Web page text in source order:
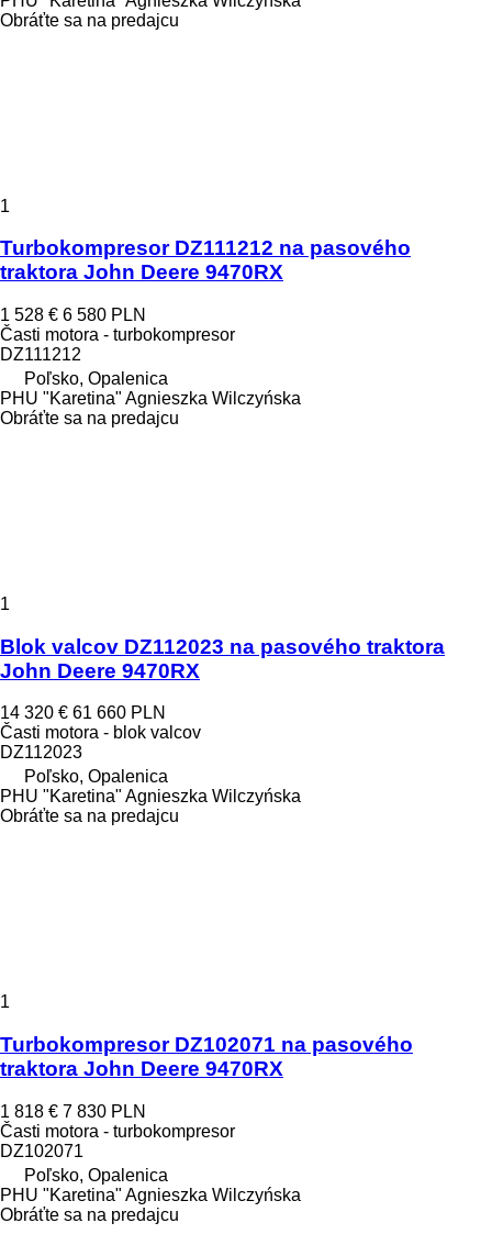
Obráťte sa na predajcu
1
Turbokompresor DZ111212 na pasového
traktora John Deere 9470RX
1 528 € 6 580 PLN
Časti motora - turbokompresor
DZ111212
Poľsko, Opalenica
PHU "Karetina" Agnieszka Wilczyńska
Obráťte sa na predajcu
1
Blok valcov DZ112023 na pasového traktora
John Deere 9470RX
14 320 € 61 660 PLN
Časti motora - blok valcov
DZ112023
Poľsko, Opalenica
PHU "Karetina" Agnieszka Wilczyńska
Obráťte sa na predajcu
1
Turbokompresor DZ102071 na pasového
traktora John Deere 9470RX
1 818 € 7 830 PLN
Časti motora - turbokompresor
DZ102071
Poľsko, Opalenica
PHU "Karetina" Agnieszka Wilczyńska
Obráťte sa na predajcu